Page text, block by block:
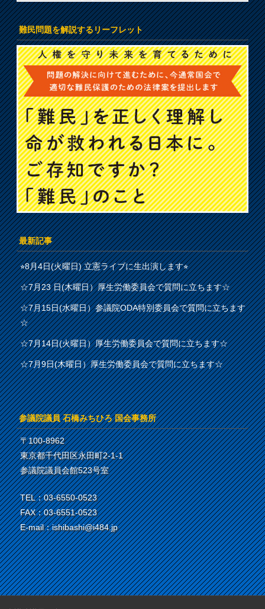
難民問題を解説するリーフレット
最新記事
⭐︎8月4日(火曜日) 立憲ライブに生出演します⭐︎
☆7月23 日(木曜日）厚生労働委員会で質問に立ちます☆
☆7月15日(水曜日）参議院ODA特別委員会で質問に立ちます
☆
☆7月14日(火曜日）厚生労働委員会で質問に立ちます☆
☆7月9日(木曜日）厚生労働委員会で質問に立ちます☆
参議院議員 石橋みちひろ 国会事務所
〒100-8962
東京都千代田区永田町2-1-1
参議院議員会館523号室
TEL：03-6550-0523
FAX：03-6551-0523
E-mail：ishibashi@i484.jp